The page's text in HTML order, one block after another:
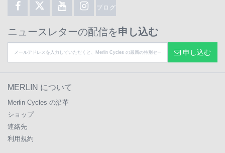
ブログ
ニュースレターの配信を申し込む
申し込む
MERLIN について
Merlin Cycles の沿革
ショップ
連絡先
利用規約